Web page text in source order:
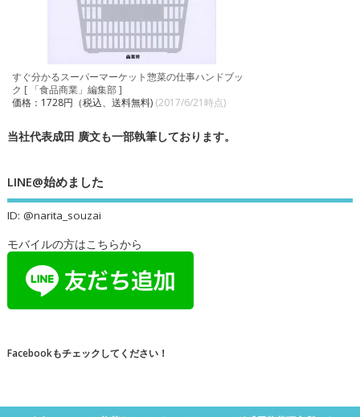
すぐ分かるスーパーマーケット惣菜の仕事ハンドブッ
ク [ 「食品商業」編集部 ]
価格：1728円（税込、送料無料) (2017/6/21時点)
当社代表成田 廣文も一部執筆しております。
LINE@始めました
ID: @narita_souzai
モバイルの方はこちらから
Facebookもチェックしてください！